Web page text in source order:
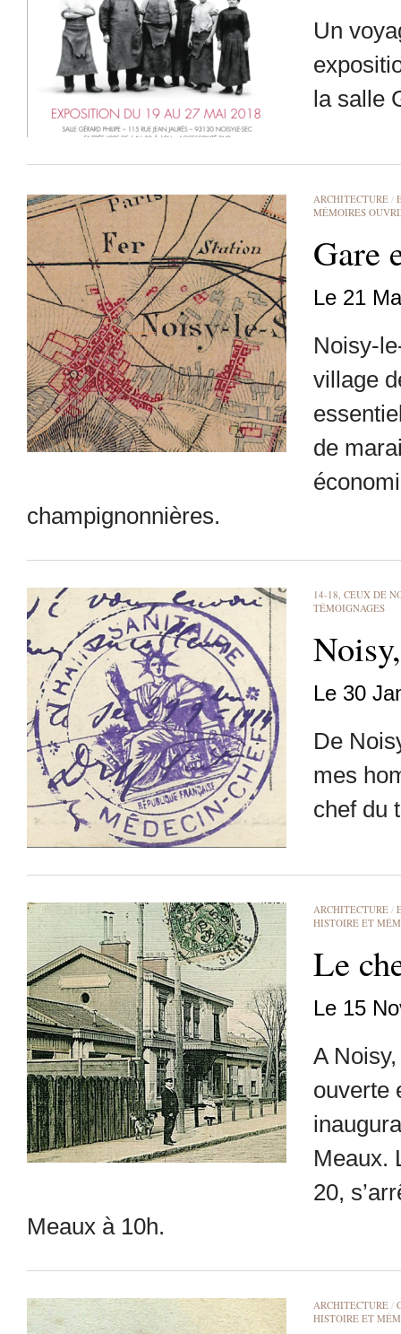
Un
la salle
ARCHITECTURE /
MÉMOIRES
Gare
Le 21
Noisy-
village
de
champignonnières.
14-18, CEUX DE
TÉMOIGNAGES
Le 30
De
mes
chef du
ARCHITECTURE /
HISTOIRE ET
Le
Le 15
A
ouverte
Meaux.
20,
Meaux à 10h.
ARCHITECTURE /
HISTOIRE ET